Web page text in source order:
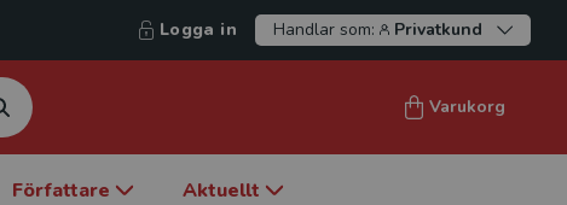
Logga in Handlar som: Privatkund
Varukorg
Författare Aktuellt